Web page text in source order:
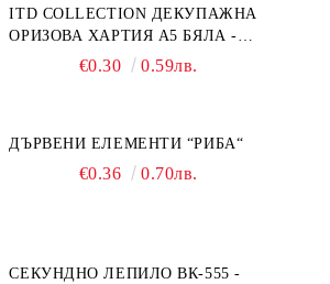
ITD COLLECTION ДЕКУПАЖНА
ОРИЗОВА ХАРТИЯ А5 БЯЛА -
€0.30 0.59лв.
ДЪРВЕНИ ЕЛЕМЕНТИ “РИБА“
€0.36 0.70лв.
СЕКУНДНО ЛЕПИЛО ВК-555 -